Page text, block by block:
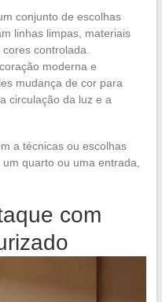
conjunto de escolhas
linhas limpas, materiais
controlada.
moderna e
mudança de cor para
circulação da luz e a
a técnicas ou escolhas
quarto ou uma entrada,
com